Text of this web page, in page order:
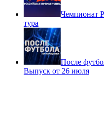
Чемпионат
тура
После
Выпуск от 26 июля